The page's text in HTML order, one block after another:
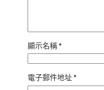
顯示名稱*
電子郵件地址*